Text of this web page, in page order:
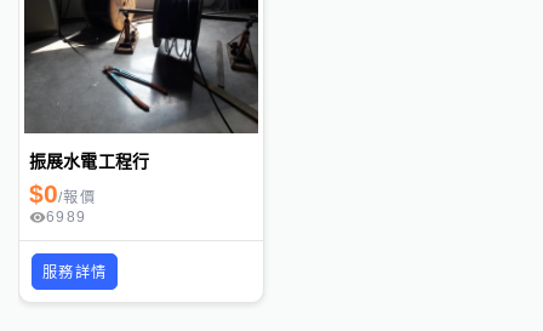
振展水電工程行
$0/報價
6989
服務詳情